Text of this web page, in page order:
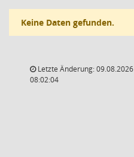
Keine Daten gefunden.
Letzte Änderung: 09.08.2026
08:02:04